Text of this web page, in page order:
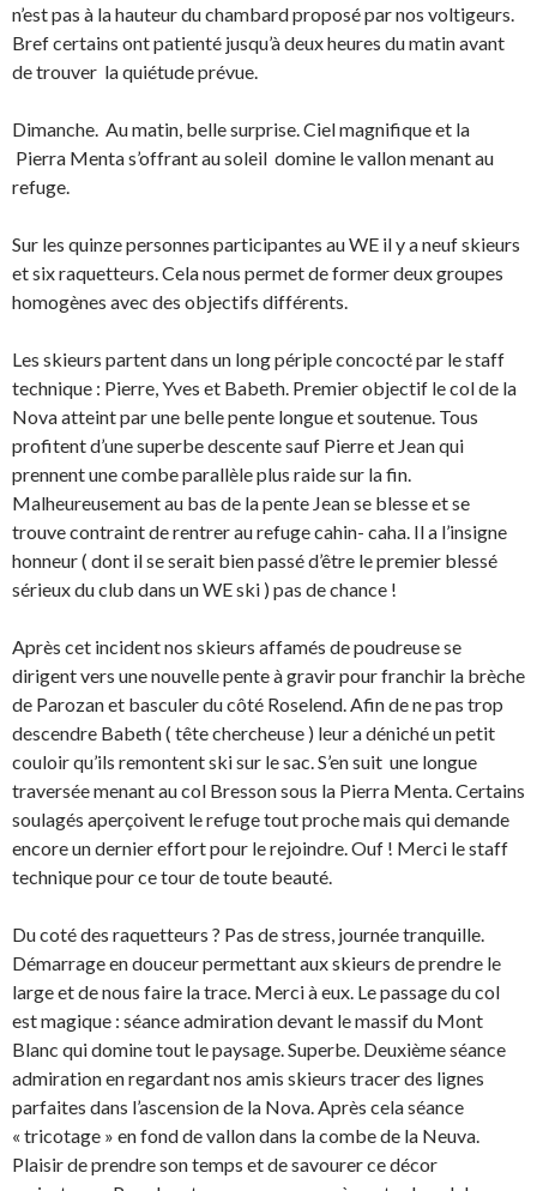
n’est pas à la hauteur du chambard proposé par nos voltigeurs.
Bref certains ont patienté jusqu’à deux heures du matin avant
de trouver la quiétude prévue.
Dimanche. Au matin, belle surprise. Ciel magnifique et la
Pierra Menta s’offrant au soleil domine le vallon menant au
refuge.
Sur les quinze personnes participantes au WE il y a neuf skieurs
et six raquetteurs. Cela nous permet de former deux groupes
homogènes avec des objectifs différents.
Les skieurs partent dans un long périple concocté par le staff
technique : Pierre, Yves et Babeth. Premier objectif le col de la
Nova atteint par une belle pente longue et soutenue. Tous
profitent d’une superbe descente sauf Pierre et Jean qui
prennent une combe parallèle plus raide sur la fin.
Malheureusement au bas de la pente Jean se blesse et se
trouve contraint de rentrer au refuge cahin- caha. Il a l’insigne
honneur ( dont il se serait bien passé d’être le premier blessé
sérieux du club dans un WE ski ) pas de chance !
Après cet incident nos skieurs affamés de poudreuse se
dirigent vers une nouvelle pente à gravir pour franchir la brèche
de Parozan et basculer du côté Roselend. Afin de ne pas trop
descendre Babeth ( tête chercheuse ) leur a déniché un petit
couloir qu’ils remontent ski sur le sac. S’en suit une longue
traversée menant au col Bresson sous la Pierra Menta. Certains
soulagés aperçoivent le refuge tout proche mais qui demande
encore un dernier effort pour le rejoindre. Ouf ! Merci le staff
technique pour ce tour de toute beauté.
Du coté des raquetteurs ? Pas de stress, journée tranquille.
Démarrage en douceur permettant aux skieurs de prendre le
large et de nous faire la trace. Merci à eux. Le passage du col
est magique : séance admiration devant le massif du Mont
Blanc qui domine tout le paysage. Superbe. Deuxième séance
admiration en regardant nos amis skieurs tracer des lignes
parfaites dans l’ascension de la Nova. Après cela séance
« tricotage » en fond de vallon dans la combe de la Neuva.
Plaisir de prendre son temps et de savourer ce décor